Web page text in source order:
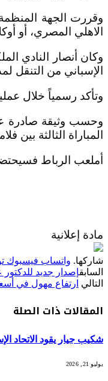
وقررت الجهة
الاهلي المصري، أو
وكان أنصار النادي
الإسباني من التنقل
وتأكد رسمياً خلال
وحسب وثيقة صادرة عن
المباراة الثالثة بين
أملعب الرباط فسيحتضن مباراة النهائي يوم 7
مادة إعلانية
شاركها. واتساب فيسبوك
السابقإصدار جديد للدكتور
التالي ارتفاع مهول في
المقالات ذات الصلة
شكيب جيار يقود الاتحاد
يوليو 21, 2026